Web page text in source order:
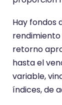
Hay fondos
retorno
hasta el
variable,
índices, de